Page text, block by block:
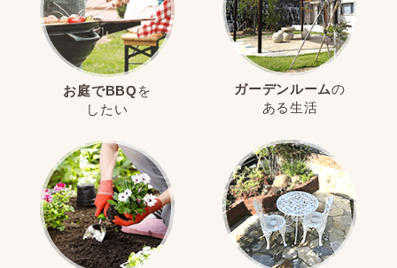
お庭でBBQ を
したい
ガーデンルームの
ある生活